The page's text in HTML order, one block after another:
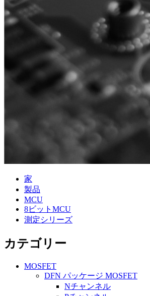
家
製品
MCU
8ビットMCU
測定シリーズ
カテゴリー
MOSFET
DFN パッケージ MOSFET
Nチャンネル